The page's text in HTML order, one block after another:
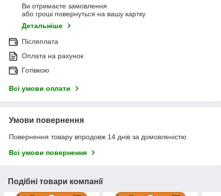
Ви отримаєте замовлення
або гроші повернуться на вашу картку
Детальніше
Післяплата
Оплата на рахунок
Готівкою
Всі умови оплати
Умови повернення
Повернення товару впродовж 14 днів за домовленістю
Всі умови повернення
Подібні товари компанії